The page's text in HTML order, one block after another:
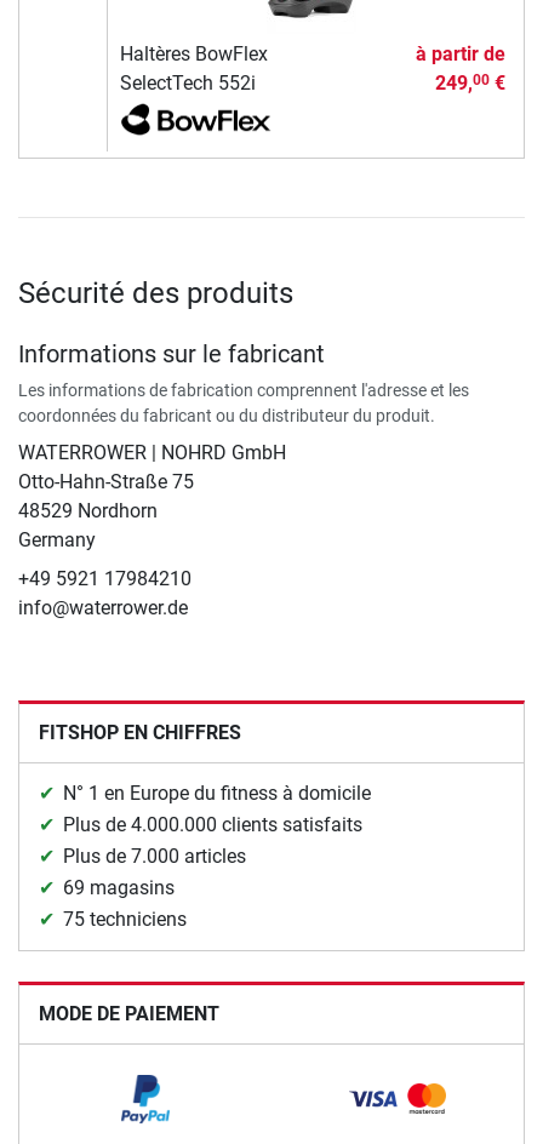
Haltères BowFlex
SelectTech 552i
à partir de
249,00€
Sécurité des produits
Informations sur le fabricant
Les informations de fabrication comprennent l'adresse et les
coordonnées du fabricant ou du distributeur du produit.
WATERROWER | NOHRD GmbH
Otto-Hahn-Straße 75
48529 Nordhorn
Germany
+49 5921 17984210
info@waterrower.de
FITSHOP EN CHIFFRES
N° 1 en Europe du fitness à domicile
Plus de 4.000.000 clients satisfaits
Plus de 7.000 articles
69 magasins
75 techniciens
MODE DE PAIEMENT